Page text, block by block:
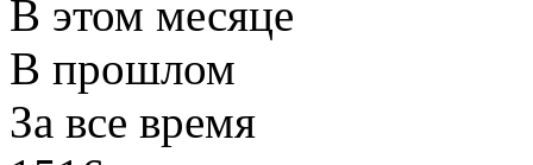
В этом месяце
В прошлом
За все время